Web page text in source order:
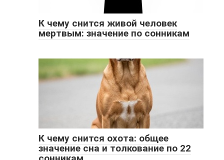
К чему снится живой человек
мертвым: значение по сонникам
К чему снится охота: общее
значение сна и толкование по 22